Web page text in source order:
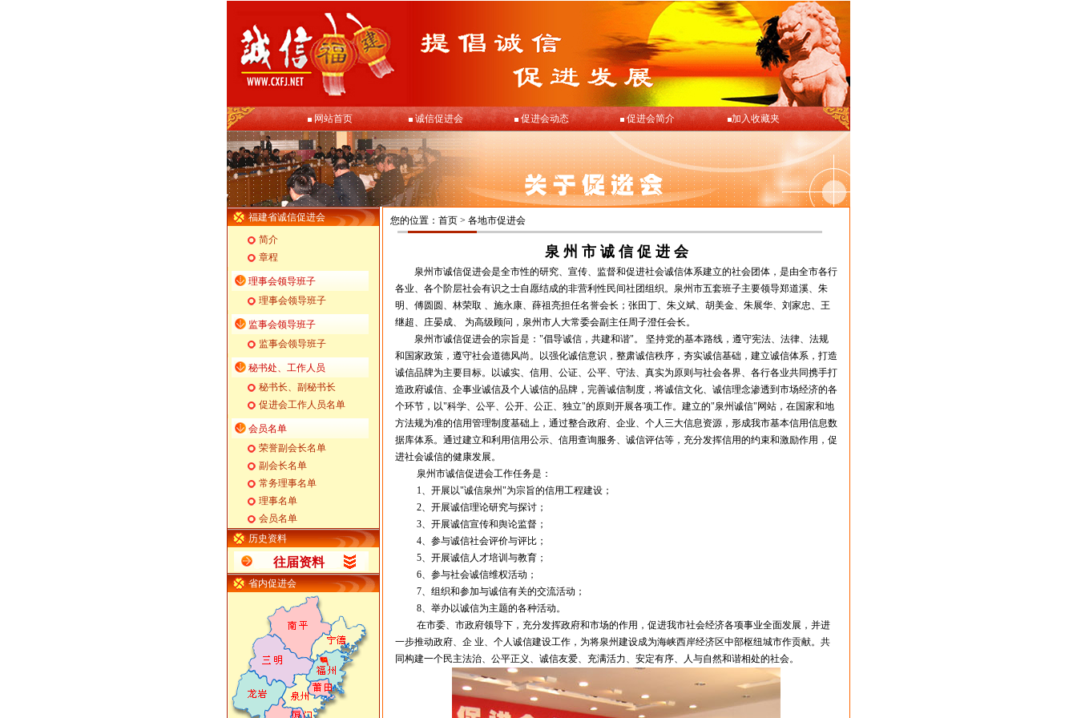
网站首页 诚信促进会 促进会动态 促进会简介 加入收藏夹
福建省诚信促进会
简介
章程
理事会领导班子
理事会领导班子
监事会领导班子
监事会领导班子
秘书处、工作人员
秘书长、副秘书长
促进会工作人员名单
会员名单
荣誉副会长名单
副会长名单
常务理事名单
理事名单
会员名单
历史资料
往届资料
省内促进会
您的位置： 首页 > 各地市促进会
泉 州 市 诚 信 促 进 会
泉州市诚信促进会是全市性的研究、宣传、监督和促进社会诚信体系建立的社会团体，是由全市各行
各业、各个阶层社会有识之士自愿结成的非营利性民间社团组织。泉州市五套班子主要领导郑道溪、朱
明、傅圆圆、林荣取 、施永康、薛祖亮担任名誉会长；张田丁、朱义斌、胡美金、朱展华、刘家忠、王
继超、庄晏成、 为高级顾问，泉州市人大常委会副主任周子澄任会长。
泉州市诚信促进会的宗旨是："倡导诚信，共建和谐"。 坚持党的基本路线，遵守宪法、法律、法规
和国家政策，遵守社会道德风尚。以强化诚信意识，整肃诚信秩序，夯实诚信基础，建立诚信体系，打造
诚信品牌为主要目标。以诚实、信用、公证、公平、守法、真实为原则与社会各界、各行各业共同携手打
造政府诚信、企事业诚信及个人诚信的品牌，完善诚信制度，将诚信文化、诚信理念渗透到市场经济的各
个环节，以"科学、公平、公开、公正、独立"的原则开展各项工作。建立的"泉州诚信"网站，在国家和地
方法规为准的信用管理制度基础上，通过整合政府、企业、个人三大信息资源，形成我市基本信用信息数
据库体系。通过建立和利用信用公示、信用查询服务、诚信评估等，充分发挥信用的约束和激励作用，促
进社会诚信的健康发展。
泉州市诚信促进会工作任务是：
1、开展以"诚信泉州"为宗旨的信用工程建设；
2、开展诚信理论研究与探讨；
3、开展诚信宣传和舆论监督；
4、参与诚信社会评价与评比；
5、开展诚信人才培训与教育；
6、参与社会诚信维权活动；
7、组织和参加与诚信有关的交流活动；
8、举办以诚信为主题的各种活动。
在市委、市政府领导下，充分发挥政府和市场的作用，促进我市社会经济各项事业全面发展，并进
一步推动政府、企 业、个人诚信建设工作，为将泉州建设成为海峡西岸经济区中部枢纽城市作贡献。共
同构建一个民主法治、公平正义、诚信友爱、充满活力、安定有序、人与自然和谐相处的社会。